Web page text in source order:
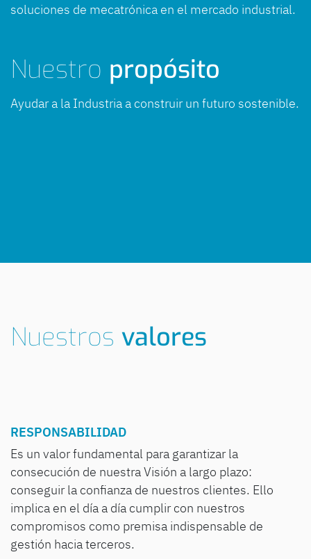
soluciones de mecatrónica en el mercado industrial.
Nuestro propósito
Ayudar a la Industria a construir un futuro sostenible.
Nuestros valores
RESPONSABILIDAD
Es un valor fundamental para garantizar la
consecución de nuestra Visión a largo plazo:
conseguir la confianza de nuestros clientes. Ello
implica en el día a día cumplir con nuestros
compromisos como premisa indispensable de
gestión hacia terceros.